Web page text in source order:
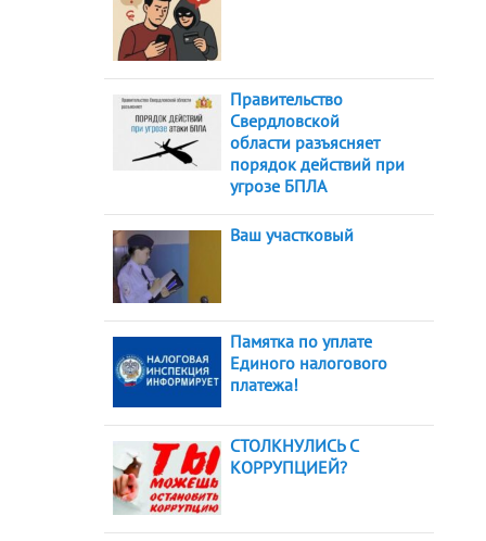
Правительство
Свердловской
области разъясняет
порядок действий при
угрозе БПЛА
Ваш участковый
Памятка по уплате
Единого налогового
платежа!
СТОЛКНУЛИСЬ С
КОРРУПЦИЕЙ?